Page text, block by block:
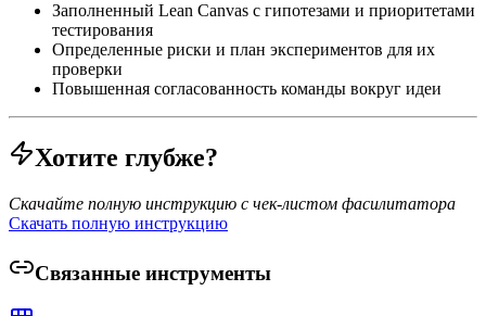
Заполненный Lean Canvas с гипотезами и приоритетами
тестирования
Определенные риски и план экспериментов для их
проверки
Повышенная согласованность команды вокруг идеи
Хотите глубже?
Скачайте полную инструкцию с чек-листом фасилитатора
Скачать полную инструкцию
Связанные инструменты